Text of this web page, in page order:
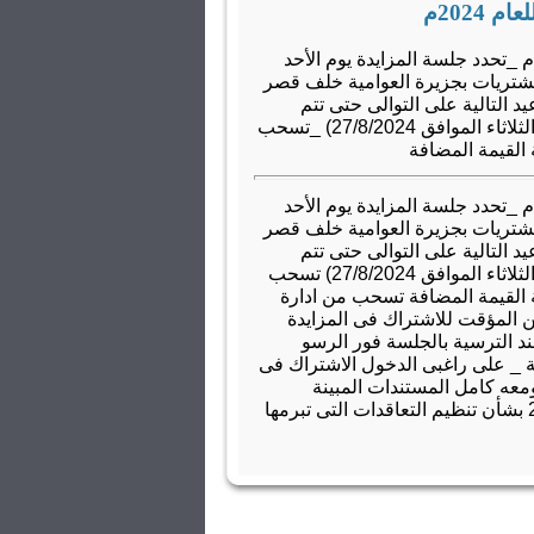
تعلن محافظة الاقصر عن طرح عملية/بيع ثمار نخيل البلح للعام 2024م _تحدد جلسة المزايدة يوم الأحد
والمشتريات بجزيرة العوامية خلف قصر
التالية على التوالى حتى تتم
الترسية: (الثلاثاء الموافق 13/8/2024)-(الثلاثاء الموافق 20/8/2024)-(الثلاثاء الموافق 27/8/2024) _تسحب
تعلن محافظة الاقصر عن طرح عملية/بيع ثمار نخيل البلح للعام 2024م _تحدد جلسة المزايدة يوم الأحد
والمشتريات بجزيرة العوامية خلف قصر
التالية على التوالى حتى تتم
الترسية: (الثلاثاء الموافق 13/8/2024)-(الثلاثاء الموافق 20/8/2024)-(الثلاثاء الموافق 27/8/2024) تسحب
غير شاملة ضريبة القيمة المضافة تسحب من ادارة
المؤقت للاشتراك فى المزايدة
نهائى عند الترسية بالجلسة فور الرسو
_ على راغبى الدخول الاشتراك فى
كامل المستندات المبينة
بكراسة الشروط والمواصفات _ احكام القانون رقم(182) لسنة 2018 بشأن تنظيم التعاقدات التى تبرمها